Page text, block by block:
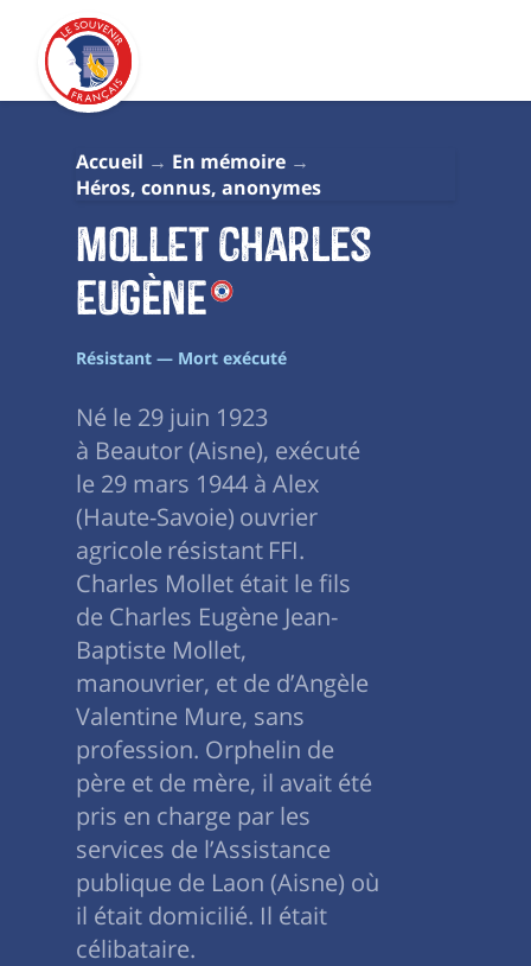
Accueil
En mémoire
Héros, connus, anonymes
MOLLET Charles
Eugène
Résistant — Mort exécuté
Né le 29 juin 1923
à Beautor (Aisne), exécuté
le 29 mars 1944 à Alex
(Haute-Savoie) ouvrier
agricole résistant FFI.
Charles Mollet était le fils
de Charles Eugène Jean-
Baptiste Mollet,
manouvrier, et de d’Angèle
Valentine Mure, sans
profession. Orphelin de
père et de mère, il avait été
pris en charge par les
services de l’Assistance
publique de Laon (Aisne) où
il était domicilié. Il était
célibataire.